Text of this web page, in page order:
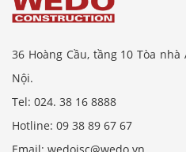
36 Hoàng Cầu, tầng 10 Tòa
Nội.
Tel: 024. 38 16 8888
Hotline: 09 38 89 67 67
Email: wedojsc@wedo.vn